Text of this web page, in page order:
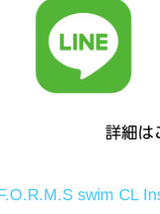
swim CL